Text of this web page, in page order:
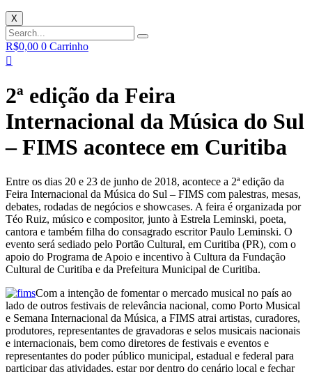
X
R$0,00 0 Carrinho
2ª edição da Feira
Internacional da Música do Sul
– FIMS acontece em Curitiba
Entre os dias 20 e 23 de junho de 2018, acontece a 2ª edição da
Feira Internacional da Música do Sul – FIMS com palestras, mesas,
debates, rodadas de negócios e showcases. A feira é organizada por
Téo Ruiz, músico e compositor, junto à Estrela Leminski, poeta,
cantora e também filha do consagrado escritor Paulo Leminski. O
evento será sediado pelo Portão Cultural, em Curitiba (PR), com o
apoio do Programa de Apoio e incentivo à Cultura da Fundação
Cultural de Curitiba e da Prefeitura Municipal de Curitiba.
Com a intenção de fomentar o mercado musical no país ao
lado de outros festivais de relevância nacional, como Porto Musical
e Semana Internacional da Música, a FIMS atrai artistas, curadores,
produtores, representantes de gravadoras e selos musicais nacionais
e internacionais, bem como diretores de festivais e eventos e
representantes do poder público municipal, estadual e federal para
participar das atividades, estar por dentro do cenário local e fechar